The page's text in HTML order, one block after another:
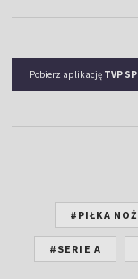
Pobierz aplikację TVP
#PIŁKA
#SERIE A